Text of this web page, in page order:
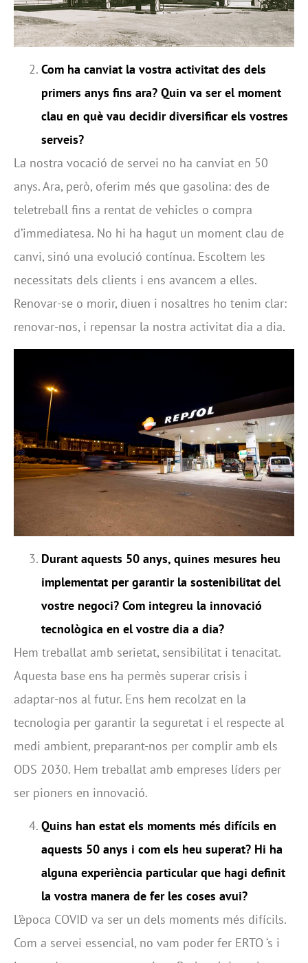
Com ha canviat la vostra activitat des dels
primers anys fins ara? Quin va ser el moment
clau en què vau decidir diversificar els vostres
serveis?
La nostra vocació de servei no ha canviat en 50
anys. Ara, però, oferim més que gasolina: des de
teletreball fins a rentat de vehicles o compra
d’immediatesa. No hi ha hagut un moment clau de
canvi, sinó una evolució contínua. Escoltem les
necessitats dels clients i ens avancem a elles.
Renovar-se o morir, diuen i nosaltres ho tenim clar:
renovar-nos, i repensar la nostra activitat dia a dia.
Durant aquests 50 anys, quines mesures heu
implementat per garantir la sostenibilitat del
vostre negoci? Com integreu la innovació
tecnològica en el vostre dia a dia?
Hem treballat amb serietat, sensibilitat i tenacitat.
Aquesta base ens ha permès superar crisis i
adaptar-nos al futur. Ens hem recolzat en la
tecnologia per garantir la seguretat i el respecte al
medi ambient, preparant-nos per complir amb els
ODS 2030. Hem treballat amb empreses líders per
ser pioners en innovació.
Quins han estat els moments més difícils en
aquests 50 anys i com els heu superat? Hi ha
alguna experiència particular que hagi definit
la vostra manera de fer les coses avui?
L’època COVID va ser un dels moments més difícils.
Com a servei essencial, no vam poder fer ERTO ‘s i